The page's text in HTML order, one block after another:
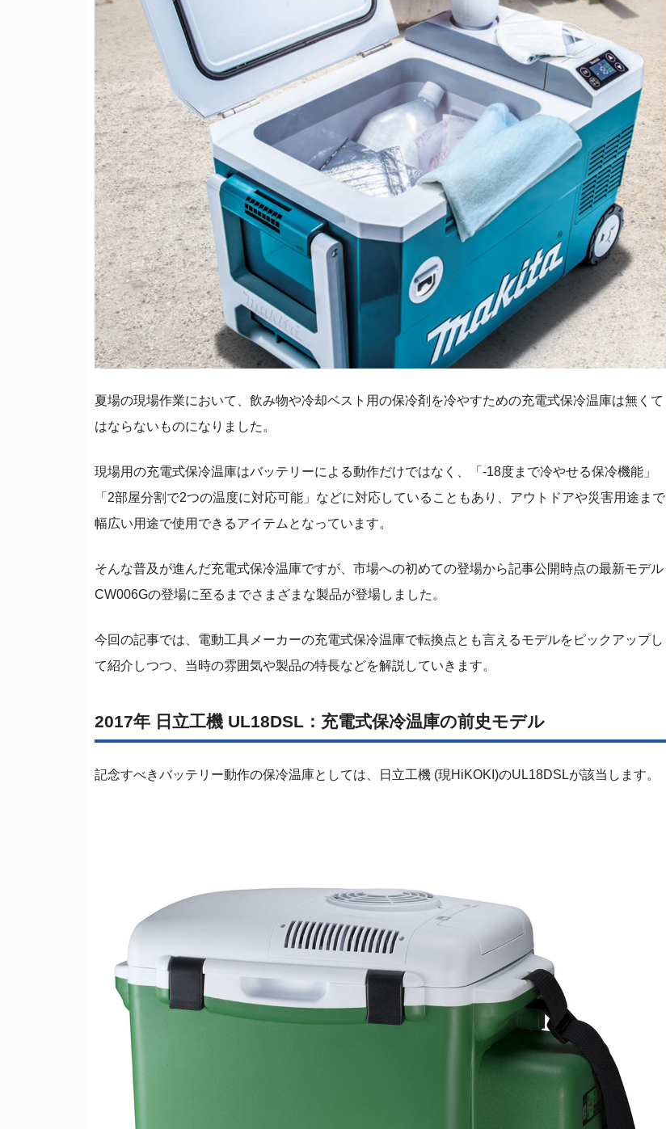
夏場の現場作業において、飲み物や冷却ベスト用の保冷剤を冷やすための充電式保冷温庫は無くて
はならないものになりました。
現場用の充電式保冷温庫はバッテリーによる動作だけではなく、「-18度まで冷やせる保冷機能」
「2部屋分割で2つの温度に対応可能」などに対応していることもあり、アウトドアや災害用途まで
幅広い用途で使用できるアイテムとなっています。
そんな普及が進んだ充電式保冷温庫ですが、市場への初めての登場から記事公開時点の最新モデル
CW006Gの登場に至るまでさまざまな製品が登場しました。
今回の記事では、電動工具メーカーの充電式保冷温庫で転換点とも言えるモデルをピックアップし
て紹介しつつ、当時の雰囲気や製品の特長などを解説していきます。
2017年 日立工機 UL18DSL：充電式保冷温庫の前史モデル
記念すべきバッテリー動作の保冷温庫としては、日立工機 (現HiKOKI)のUL18DSLが該当します。